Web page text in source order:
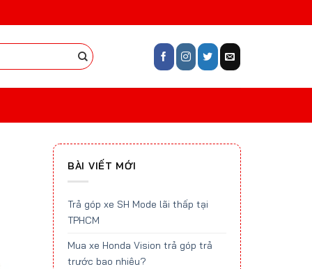
BÀI VIẾT MỚI
Trả góp xe SH Mode lãi thấp tại
TPHCM
Mua xe Honda Vision trả góp trả
trước bao nhiêu?